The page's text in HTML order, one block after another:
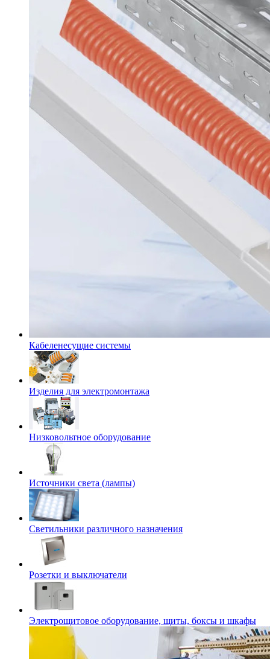
Кабеленесущие системы
Изделия для электромонтажа
Низковольтное оборудование
Источники света (лампы)
Светильники различного назначения
Розетки и выключатели
Электрощитовое оборудование, щиты, боксы и шкафы